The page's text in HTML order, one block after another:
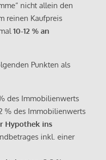
nicht allein den
reinen Kaufpreis
10-12 % an
Punkten als
des Immobilienwerts
% des Immobilienwerts
Hypothek ins
inkl. einer